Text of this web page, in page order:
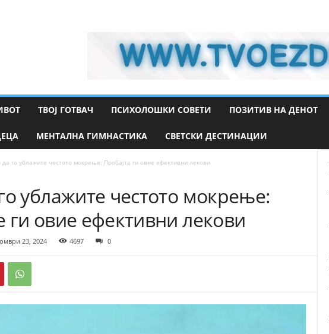
ТВОЈ ГОТВАЧ ПСИХОЛОШКИ СОВЕТИ ПОЗИТИВ НА ДЕНОТ
МЕНТАЛНА ГИМНАСТИКА СВЕТСКИ ДЕСТИНАЦИИ
да го ублажите честото мокрење: Пробајте ги овие ефективни лекови
ублажите честото мокрење:
ги овие ефективни лекови
23, 2024 4697 0